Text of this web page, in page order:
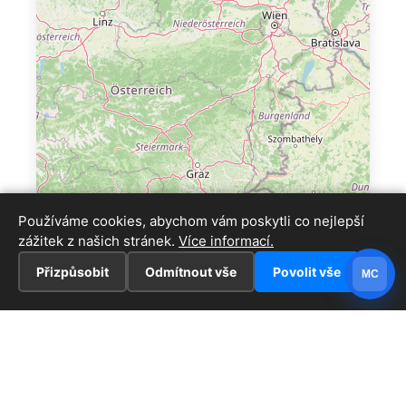
Používáme cookies, abychom vám poskytli co nejlepší
zážitek z našich stránek. Více informací.
Přizpůsobit Odmítnout vše Povolit vše MC